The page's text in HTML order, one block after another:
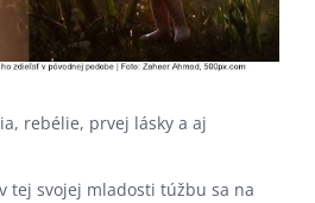
rebélie, prvej lásky a aj
tej svojej mladosti túžbu sa na